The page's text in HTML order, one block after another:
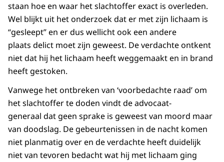
staan hoe en waar het slachtoffer exact is overleden.
Wel blijkt uit het onderzoek dat er met zijn lichaam is
“gesleept” en er dus wellicht ook een andere
plaats delict moet zijn geweest. De verdachte ontkent
niet dat hij het lichaam heeft weggemaakt en in brand
heeft gestoken.
Vanwege het ontbreken van ‘voorbedachte raad’ om
het slachtoffer te doden vindt de advocaat-
generaal dat geen sprake is geweest van moord maar
van doodslag. De gebeurtenissen in de nacht komen
niet planmatig over en de verdachte heeft duidelijk
niet van tevoren bedacht wat hij met lichaam ging